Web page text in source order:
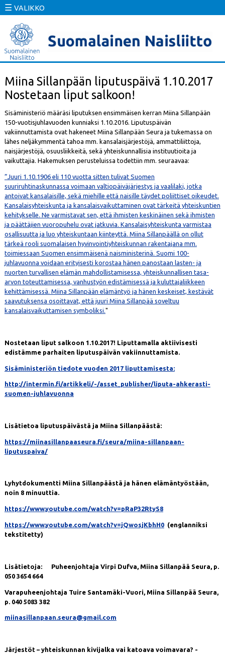
☰ VALIKKO
Miina Sillanpään liputuspäivä 1.10.2017
Nostetaan liput salkoon!
Sisäministeriö määräsi liputuksen ensimmäisen kerran Miina Sillanpään
150-vuotisjuhlavuoden kunniaksi 1.10.2016. Liputuspäivän
vakiinnuttamista ovat hakeneet Miina Sillanpään Seura ja tukemassa on
lähes neljäkymmentä tahoa mm. kansalaisjärjestöjä, ammattiliittoja,
naisjärjestöjä, osuusliikkeitä, sekä yhteiskunnallisia instituutioita ja
vaikuttajia. Hakemuksen perusteluissa todettiin mm. seuraavaa:
”Juuri 1.10.1906 eli 110 vuotta sitten tulivat Suomen
suuriruhtinaskunnassa voimaan valtiopäiväjärjestys ja vaalilaki, jotka
antoivat kansalaisille, sekä miehille että naisille täydet poliittiset oikeudet.
Kansalaisyhteiskunta ja kansalaisvaikuttaminen ovat tärkeitä yhteiskuntien
kehitykselle. Ne varmistavat sen, että ihmisten keskinäinen sekä ihmisten
ja päättäjien vuoropuhelu ovat jatkuvia. Kansalaisyhteiskunta varmistaa
osallisuutta ja luo yhteiskuntaan kiinteyttä. Miina Sillanpäällä on ollut
tärkeä rooli suomalaisen hyvinvointiyhteiskunnan rakentajana mm.
toimiessaan Suomen ensimmäisenä naisministerinä. Suomi 100-
juhlavuonna voidaan erityisesti korostaa hänen panostaan lasten- ja
nuorten turvallisen elämän mahdollistamisessa, yhteiskunnallisen tasa-
arvon toteuttamisessa, vanhustyön edistämisessä ja kuluttajaliikkeen
kehittämisessä. Miina Sillanpään elämäntyö ja hänen keskeiset, kestävät
saavutuksensa osoittavat, että juuri Miina Sillanpää soveltuu
kansalaisvaikuttamisen symboliksi."
Nostetaan liput salkoon 1.10.2017! Liputtamalla aktiivisesti
edistämme parhaiten liputuspäivän vakiinnuttamista.
Sisäministeriön tiedote vuoden 2017 liputtamisesta:
http://intermin.fi/artikkeli/-/asset_publisher/liputa-ahkerasti-
suomen-juhlavuonna
Lisätietoa liputuspäivästä ja Miina Sillanpäästä:
https://miinasillanpaaseura.fi/seura/miina-sillanpaan-
liputuspaiva/
Lyhytdokumentti Miina Sillanpäästä ja hänen elämäntyöstään,
noin 8 minuuttia.
https://www.youtube.com/watch?v=pRaP32RtyS8
https://www.youtube.com/watch?v=jQwosjKbhH0(englanniksi
tekstitetty)
Lisätietoja: Puheenjohtaja Virpi Dufva, Miina Sillanpää Seura, p.
050 3654 664
Varapuheenjohtaja Tuire Santamäki-Vuori, Miina Sillanpää Seura,
p. 040 5083 382
miinasillanpaan.seura@gmail.com
Järjestöt – yhteiskunnan kivijalka vai katoava voimavara? -